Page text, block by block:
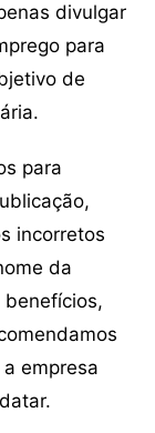
divulgar
para
de
para
incorretos
da
benefícios,
empresa